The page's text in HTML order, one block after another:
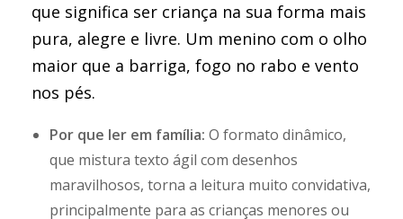
que significa ser criança na sua forma mais
pura, alegre e livre. Um menino com o olho
maior que a barriga, fogo no rabo e vento
nos pés.
Por que ler em família: O formato dinâmico,
que mistura texto ágil com desenhos
maravilhosos, torna a leitura muito convidativa,
principalmente para as crianças menores ou